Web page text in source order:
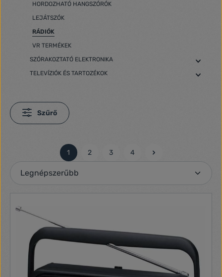
HORDOZHATÓ HANGSZÓRÓK
LEJÁTSZÓK
RÁDIÓK
VR TERMÉKEK
SZÓRAKOZTATÓ ELEKTRONIKA
TELEVÍZIÓK ÉS TARTOZÉKOK
Szűrő
Oldal
1
Oldal
2
Oldal
3
Oldal
4